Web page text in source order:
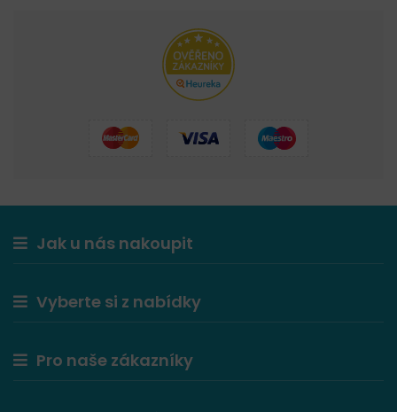
Jak u nás nakoupit
Vyberte si z nabídky
Pro naše zákazníky